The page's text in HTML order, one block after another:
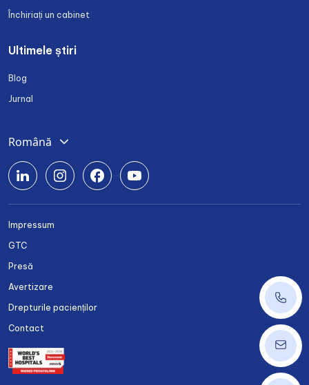
Închiriați un cabinet
Ultimele știri
Blog
Jurnal
Română
Deutsch
English
Български
Українська
Impressum
GTC
Presă
Avertizare
Drepturile pacienților
Contact
+40